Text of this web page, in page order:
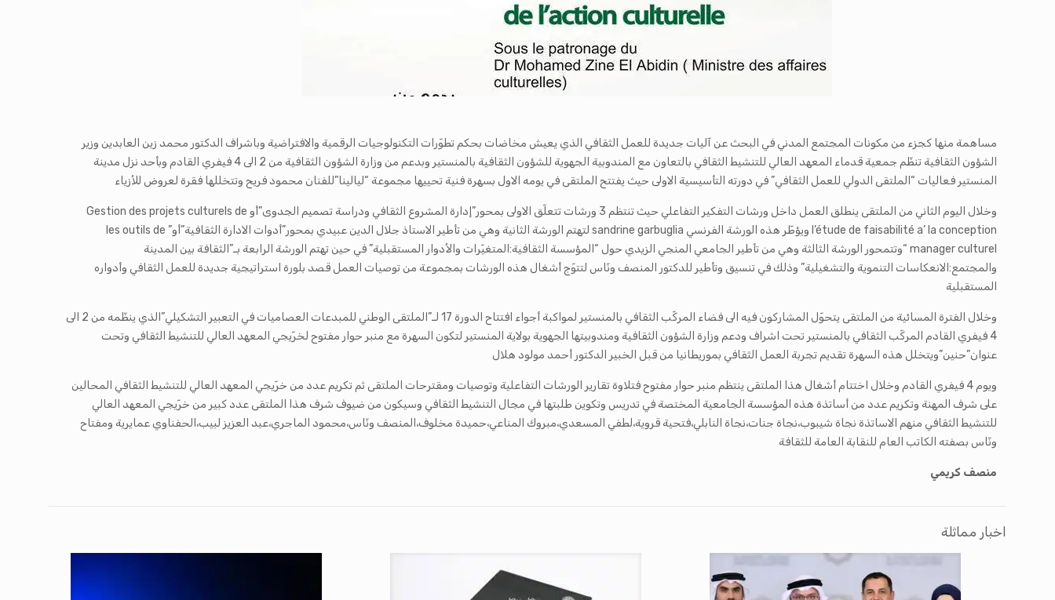
مساهمة منها كجزء من مكونات المجتمع المدني في البحث عن آليات جديدة للعمل الثقافي الذي يعيش مخاضات بحكم تطوّرات التكنولوجيات الرقمية والافتراضية وباشراف الدكتور محمد زين العابدين وزير
الشؤون الثقافية تنظّم جمعية قدماء المعهد العالي للتنشيط الثقافي بالتعاون مع المندوبية الجهوية للشؤون الثقافية بالمنستير وبدعم من وزارة الشؤون الثقافية من 2 الى 4 فيفري القادم وبأحد نزل مدينة
المنستير فعاليات “الملتقى الدولي للعمل الثقافي” في دورته التأسيسية الاولى حيث يفتتح الملتقى في يومه الاول بسهرة فنية تحييها مجموعة “ليالينا”للفنان محمود فريح وتتخللها فقرة لعروض للأزياء
وخلال اليوم الثاني من الملتقى ينطلق العمل داخل ورشات التفكير التفاعلي حيث تنتظم 3 ورشات تتعلّق الاولى بمحور”إدارة المشروع الثقافي ودراسة تصميم الجدوى”أو Gestion des projets culturels de
l’étude de faisabilité a’ la conception ويؤطّر هذه الورشة الفرنسي sandrine garbuglia لتهتم الورشة الثانية وهي من تأطير الاستاذ جلال الدين عبيدي بمحور”أدوات الادارة الثقافية”أو” les outils de
manager culturel “وتتمحور الورشة الثالثة وهي من تأطير الجامعي المنجي الزيدي حول “المؤسسة الثقافية:المتغيّرات والأدوار المستقبلية” في حين تهتم الورشة الرابعة بـ”الثقافة بين المدينة
والمجتمع:الانعكاسات التنموية والتشغيلية” وذلك في تنسيق وتأطير للدكتور المنصف ونّاس لتتوّج أشغال هذه الورشات بمجموعة من توصيات العمل قصد بلورة استراتيجية جديدة للعمل الثقافي وأدواره
المستقبلية
وخلال الفترة المسائية من الملتقى يتحوّل المشاركون فيه الى فضاء المركّب الثقافي بالمنستير لمواكبة أجواء افتتاح الدورة 17 لـ”الملتقى الوطني للمبدعات العصاميات في التعبير التشكيلي”الذي ينظّمه من 2 الى
4 فيفري القادم المركّب الثقافي بالمنستير تحت اشراف ودعم وزارة الشؤون الثقافية ومندوبيتها الجهوية بولاية المنستير لتكون السهرة مع منبر حوار مفتوح لخرّيجي المعهد العالي للتنشيط الثقافي وتحت
عنوان”حنين”ويتخلل هذه السهرة تقديم تجربة العمل الثقافي بموريطانيا من قبل الخبير الدكتور أحمد مولود هلال
ويوم 4 فيفري القادم وخلال اختتام أشغال هذا الملتقى ينتظم منبر حوار مفتوح فتلاوة تقارير الورشات التفاعلية وتوصيات ومقترحات الملتقى ثم تكريم عدد من خرّيجي المعهد العالي للتنشيط الثقافي المحالين
على شرف المهنة وتكريم عدد من أساتذة هذه المؤسسة الجامعية المختصة في تدريس وتكوين طلبتها في مجال التنشيط الثقافي وسيكون من ضيوف شرف هذا الملتقى عدد كبير من خرّيجي المعهد العالي
للتنشيط الثقافي منهم الاساتذة نجاة شيبوب،نجاة جنات،نجاة النابلي،فتحية قروية،لطفي المسعدي،مبروك المناعي،حميدة مخلوف،المنصف ونّاس،محمود الماجري،عبد العزيز لبيب،الحفناوي عمايرية ومفتاح
ونّاس بصفته الكاتب العام للنقابة العامة للثقافة
منصف كريمي
اخبار مماثلة